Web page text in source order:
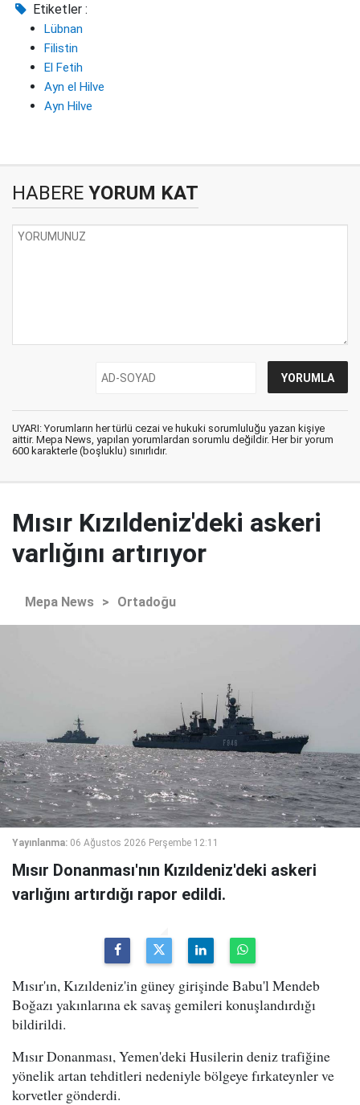
Etiketler :
Lübnan
Filistin
El Fetih
Ayn el Hilve
Ayn Hilve
HABERE YORUM KAT
UYARI: Yorumların her türlü cezai ve hukuki sorumluluğu yazan kişiye
aittir. Mepa News, yapılan yorumlardan sorumlu değildir. Her bir yorum
600 karakterle (boşluklu) sınırlıdır.
Mısır Kızıldeniz'deki askeri
varlığını artırıyor
Mepa News > Ortadoğu
Yayınlanma: 06 Ağustos 2026 Perşembe 12:11
Mısır Donanması'nın Kızıldeniz'deki askeri
varlığını artırdığı rapor edildi.
Mısır'ın, Kızıldeniz'in güney girişinde Babu'l Mendeb
Boğazı yakınlarına ek savaş gemileri konuşlandırdığı
bildirildi.
Mısır Donanması, Yemen'deki Husilerin deniz trafiğine
yönelik artan tehditleri nedeniyle bölgeye fırkateynler ve
korvetler gönderdi.